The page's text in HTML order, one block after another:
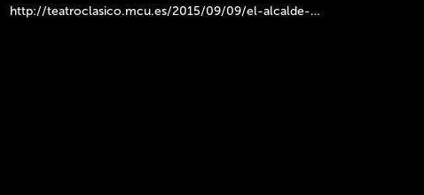
http://teatroclasico.mcu.es/2015/09/09/el-alcalde-de-zalamea/